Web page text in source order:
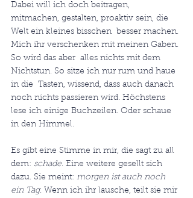
Dabei will ich doch beitragen,
mitmachen, gestalten, proaktiv sein, die
Welt ein kleines bisschen  besser machen.
Mich ihr verschenken mit meinen Gaben.
So wird das aber  alles nichts mit dem
Nichtstun. So sitze ich nur rum und haue
in die  Tasten, wissend, dass auch danach
noch nichts passieren wird. Höchstens
lese ich einige Buchzeilen. Oder schaue
in den Himmel.
Es gibt eine Stimme in mir, die sagt zu all
dem: schade. Eine weitere gesellt sich
dazu. Sie meint: morgen ist auch noch
ein Tag. Wenn ich ihr lausche, teilt sie mir